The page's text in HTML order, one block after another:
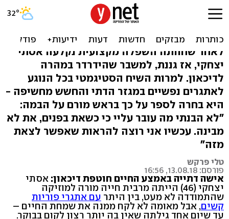
"תקעו לי חיצים בלב": פתאום
באמצע החיים, דיכאון
לאחר שחוותה השפלה מקצועית נקלעה אסתי
יצחקי, אז גננת, למשבר שהידרדר במהרה
לדיכאון. למרות השיח הסטיגמטי בכל הנוגע
לאתגרים נפשיים במגזר הדתי והחשש מחשיפה -
היא בחרה לספר על כך בראש מורם על הבמה:
"לא הבנתי מה עובר עליי כי כשאת בפנים, את לא
מבינה. עכשיו אני רוצה להראות שאפשר לצאת
מזה"
טלי פרקש
פורסם: 13.08.18, 16:56
אישה דתייה באמצע החיים חוטפת דיכאון: אסתי
יצחקי (46) הייתה מרבית חייה מורה למוזיקה
שהתמודדה לא מעט, בין היתר עם אתגרי פוריות
קשים, אבל מאומה לא לקח ממנה את שמחת החיים –
עד שיום אחד גילתה שאין בה יותר רצון לקום בבוקר.